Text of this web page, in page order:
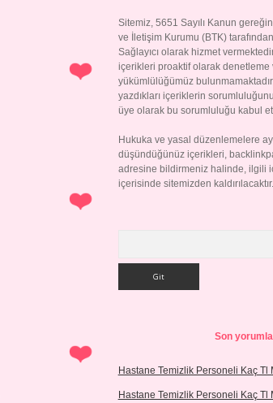
Sitemiz, 5651 Sayılı Kanun
ve İletişim Kurumu (BTK)
Sağlayıcı olarak hizmet
içerikleri proaktif olarak denetleme
yükümlülüğümüz
yazdıkları içeriklerin
üye olarak bu sorumluluğu kabul
Hukuka ve yasal düzenlemelere
düşündüğünüz içerikleri,
adresine bildirmeniz halinde, ilgili
içerisinde sitemizden kaldırılacaktır.
Son
Hastane Temizlik Personeli Kaç Tl
Hastane Temizlik Personeli Kaç Tl